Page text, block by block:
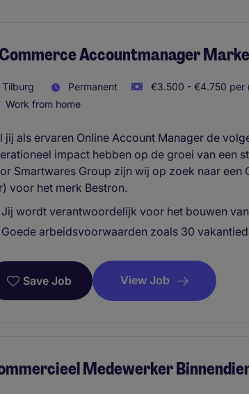
Accountmanager
Tilburg Permanent
€3.500 - €4.750 per
Work from home
jij als ervaren Online Account Manager de
impact hebben op de groei van een
Smartwares Group zijn wij op zoek naar
voor het merk Bestron.
Jij wordt verantwoordelijk voor het bouwen
Goede arbeidsvoorwaarden zoals 30
Save Job View Job
Medewerker